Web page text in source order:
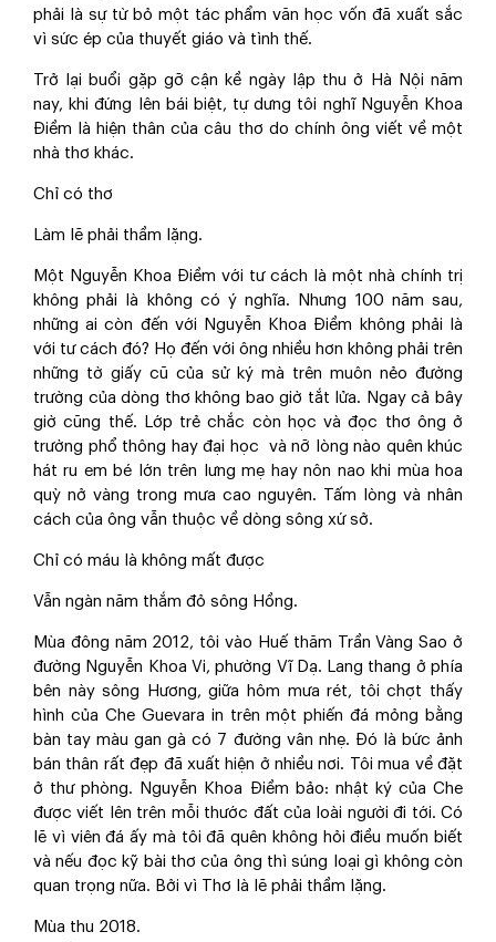
phải là sự từ bỏ một tác phẩm văn học vốn đã xuất sắc
vì sức ép của thuyết giáo và tình thế.
Trở lại buổi gặp gỡ cận kề ngày lập thu ở Hà Nội năm
nay, khi đứng lên bái biệt, tự dưng tôi nghĩ Nguyễn Khoa
Điềm là hiện thân của câu thơ do chính ông viết về một
nhà thơ khác.
Chỉ có thơ
Làm lẽ phải thầm lặng.
Một Nguyễn Khoa Điềm với tư cách là một nhà chính trị
không phải là không có ý nghĩa. Nhưng 100 năm sau,
những ai còn đến với Nguyễn Khoa Điềm không phải là
với tư cách đó? Họ đến với ông nhiều hơn không phải trên
những tờ giấy cũ của sử ký mà trên muôn nẻo đường
trường của dòng thơ không bao giờ tắt lửa. Ngay cả bây
giờ cũng thế. Lớp trẻ chắc còn học và đọc thơ ông ở
trường phổ thông hay đại học và nỡ lòng nào quên khúc
hát ru em bé lớn trên lưng mẹ hay nôn nao khi mùa hoa
quỳ nở vàng trong mưa cao nguyên. Tấm lòng và nhân
cách của ông vẫn thuộc về dòng sông xứ sở.
Chỉ có máu là không mất được
Vẫn ngàn năm thắm đỏ sông Hồng.
Mùa đông năm 2012, tôi vào Huế thăm Trần Vàng Sao ở
đường Nguyễn Khoa Vi, phường Vĩ Dạ. Lang thang ở phía
bên này sông Hương, giữa hôm mưa rét, tôi chợt thấy
hình của Che Guevara in trên một phiến đá mỏng bằng
bàn tay màu gan gà có 7 đường vân nhẹ. Đó là bức ảnh
bán thân rất đẹp đã xuất hiện ở nhiều nơi. Tôi mua về đặt
ở thư phòng. Nguyễn Khoa Điềm bảo: nhật ký của Che
được viết lên trên mỗi thước đất của loài người đi tới. Có
lẽ vì viên đá ấy mà tôi đã quên không hỏi điều muốn biết
và nếu đọc kỹ bài thơ của ông thì súng loại gì không còn
quan trọng nữa. Bởi vì Thơ là lẽ phải thầm lặng.
Mùa thu 2018.